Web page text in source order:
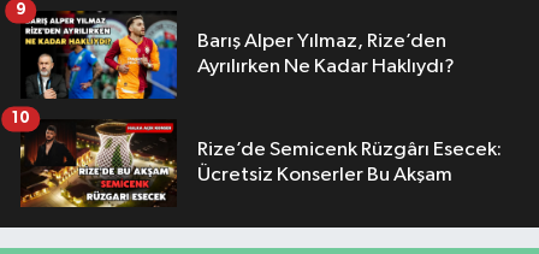
Barış Alper Yılmaz, Rize’den
Ayrılırken Ne Kadar Haklıydı?
9
Rize’de Semicenk Rüzgârı Esecek:
Ücretsiz Konserler Bu Akşam
10